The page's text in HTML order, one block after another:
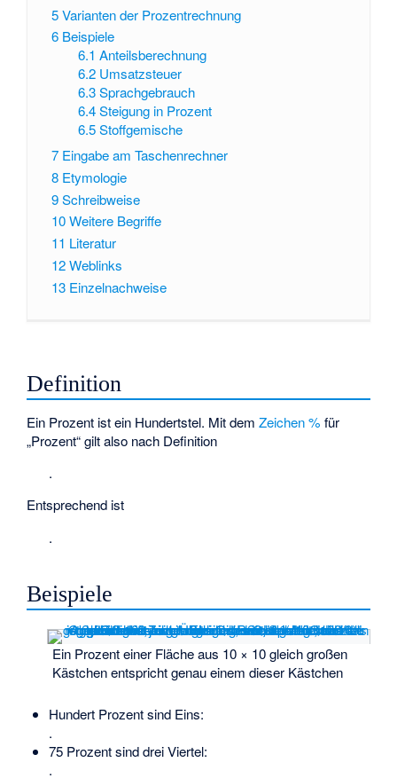
5Varianten der Prozentrechnung
6 Beispiele
6.1 Anteilsberechnung
6.2 Umsatzsteuer
6.3 Sprachgebrauch
6.4 Steigung in Prozent
6.5 Stoffgemische
7 Eingabe am Taschenrechner
8 Etymologie
9Schreibweise
10Weitere Begriffe
11 Literatur
12Weblinks
13 Einzelnachweise
Definition
Ein Prozent ist ein Hundertstel. Mit demZeichen % für
„Prozent“ gilt also nach Definition
.
Entsprechend ist
.
Beispiele
Ein Prozent einer Fläche aus 10 × 10 gleich großen
Kästchen entspricht genau einem dieser Kästchen
Hundert Prozent sind Eins:
.
75 Prozent sind drei Viertel:
.